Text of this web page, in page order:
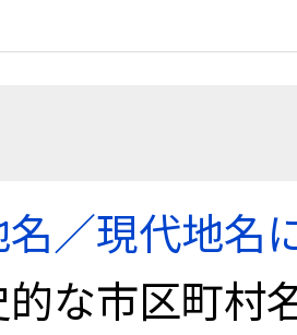
／現代地名
な市区町村